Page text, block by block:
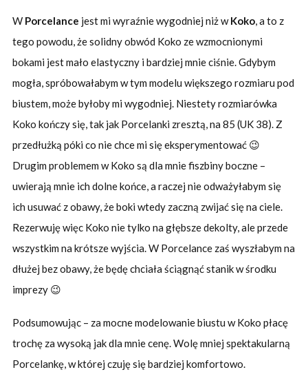
W Porcelance jest mi wyraźnie wygodniej niż wKoko, a to z
tego powodu, że solidny obwód Koko ze wzmocnionymi
bokami jest mało elastyczny i bardziej mnie ciśnie. Gdybym
mogła, spróbowałabym w tym modelu większego rozmiaru pod
biustem, może byłoby mi wygodniej. Niestety rozmiarówka
Koko kończy się, tak jak Porcelanki zresztą, na 85 (UK 38). Z
przedłużką póki co nie chce mi się eksperymentować 😉
Drugim problemem w Koko są dla mnie fiszbiny boczne –
uwierają mnie ich dolne końce, a raczej nie odważyłabym się
ich usuwać z obawy, że boki wtedy zaczną zwijać się na ciele.
Rezerwuję więc Koko nie tylko na głębsze dekolty, ale przede
wszystkim na krótsze wyjścia. W Porcelance zaś wyszłabym na
dłużej bez obawy, że będę chciała ściągnąć stanik w środku
imprezy 😉
Podsumowując – za mocne modelowanie biustu w Koko płacę
trochę za wysoką jak dla mnie cenę. Wolę mniej spektakularną
Porcelankę, w której czuję się bardziej komfortowo.